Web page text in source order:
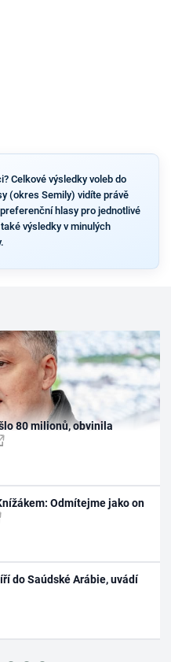
Celkové výsledky voleb do
(okres Semily) vidíte právě
hlasy pro jednotlivé
výsledky v minulých
80 milionů, obvinila
Odmítejme jako on
do Saúdské Arábie, uvádí